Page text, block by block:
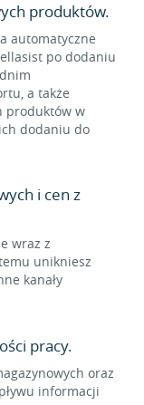
produktów.
automatyczne
po dodaniu
a także
produktów w
dodaniu do
i cen z
wraz z
unikniesz
kanały
pracy.
oraz
informacji